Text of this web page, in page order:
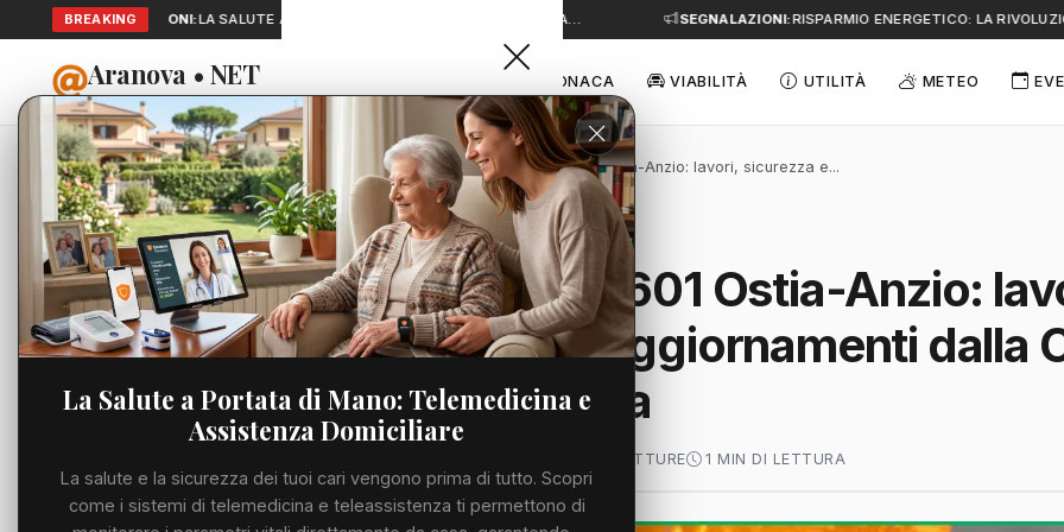
BREAKING
SEGNALAZIONI:LA SALUTE A PORTATA DI MANO: TELEMEDICINA E A… SEGNALAZIONI:RISPARMIO ENERGETICO: LA
Aranova • NET
PORTALE UTILE AL TERRITORIO
CRONACA VIABILITÀ UTILITÀ METEO
Home
Cronaca
Viabilità
Utilità
Meteo
Eventi
Cronaca Ponte D S.P. 601 Ostia-Anzio: lavori, sicurezza e...
CRONACA
Ponte D S.P. 601 Ostia-Anzio:
sicurezza e aggiornamenti dalla
metropolitana
64 LETTURE 1 MIN DI LETTURA
La Salute a Portata di Mano: Telemedicina e
Assistenza Domiciliare
La salute e la sicurezza dei tuoi cari vengono prima di tutto. Scopri
come i sistemi di telemedicina e teleassistenza ti permettono di